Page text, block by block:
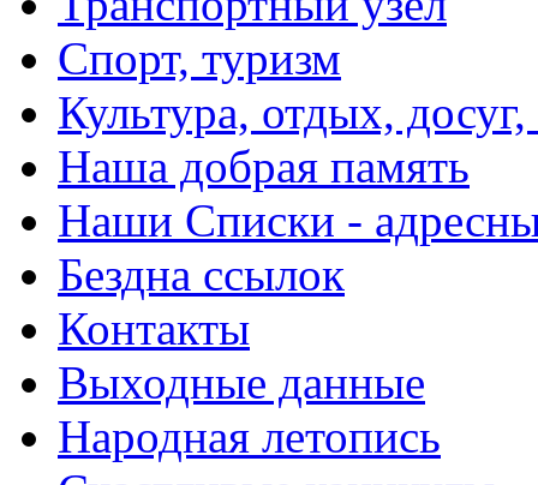
Спорт, туризм
Культура, отдых,
Наша добрая память
Наши Списки -
Бездна ссылок
Контакты
Выходные данные
Народная летопись